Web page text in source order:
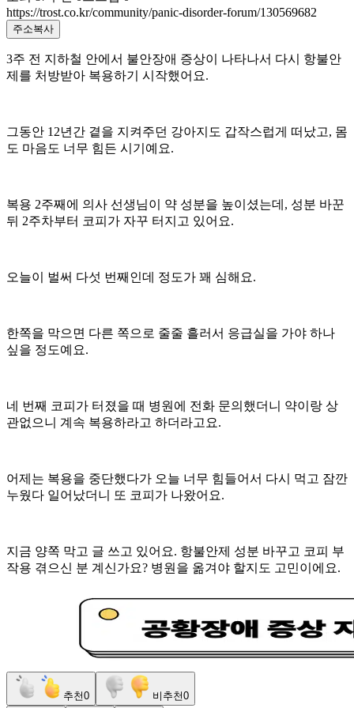
https://trost.co.kr/community/panic-disorder-forum/130569682
주소복사
3주 전 지하철 안에서 불안장애 증상이 나타나서 다시 항불안
제를 처방받아 복용하기 시작했어요.
그동안 12년간 곁을 지켜주던 강아지도 갑작스럽게 떠났고, 몸
도 마음도 너무 힘든 시기예요.
복용 2주째에 의사 선생님이 약 성분을 높이셨는데, 성분 바꾼
뒤 2주차부터 코피가 자꾸 터지고 있어요.
오늘이 벌써 다섯 번째인데 정도가 꽤 심해요.
한쪽을 막으면 다른 쪽으로 줄줄 흘러서 응급실을 가야 하나
싶을 정도예요.
네 번째 코피가 터졌을 때 병원에 전화 문의했더니 약이랑 상
관없으니 계속 복용하라고 하더라고요.
어제는 복용을 중단했다가 오늘 너무 힘들어서 다시 먹고 잠깐
누웠다 일어났더니 또 코피가 나왔어요.
지금 양쪽 막고 글 쓰고 있어요. 항불안제 성분 바꾸고 코피 부
작용 겪으신 분 계신가요? 병원을 옮겨야 할지도 고민이에요.
추천0 비추천0